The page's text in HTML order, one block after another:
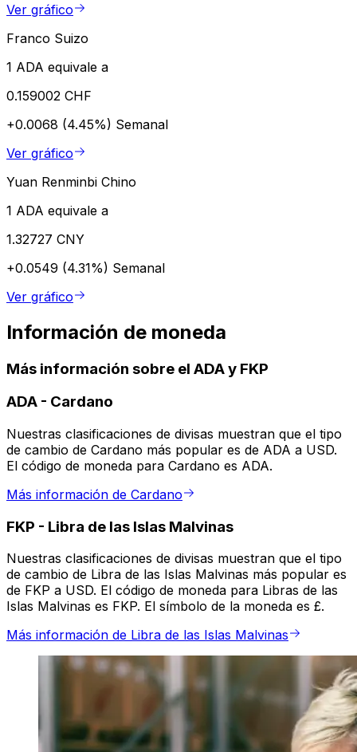
Ver gráfico
Franco Suizo
1 ADA equivale a
0.159002 CHF
+0.0068 (4.45%) Semanal
Ver gráfico
Yuan Renminbi Chino
1 ADA equivale a
1.32727 CNY
+0.0549 (4.31%) Semanal
Ver gráfico
Información de moneda
Más información sobre el ADA y FKP
ADA - Cardano
Nuestras clasificaciones de divisas muestran que el tipo
de cambio de Cardano más popular es de ADA a USD.
El código de moneda para Cardano es ADA.
Más información de Cardano
FKP - Libra de las Islas Malvinas
Nuestras clasificaciones de divisas muestran que el tipo
de cambio de Libra de las Islas Malvinas más popular es
de FKP a USD. El código de moneda para Libras de las
Islas Malvinas es FKP. El símbolo de la moneda es £.
Más información de Libra de las Islas Malvinas